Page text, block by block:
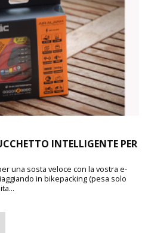
INTELLIGENTE PER
una sosta veloce con la vostra e-
in bikepacking (pesa solo